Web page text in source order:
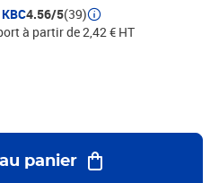
4.56/5(39)
à partir de 2,42 € HT
panier